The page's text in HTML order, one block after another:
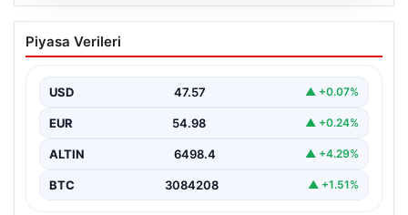
Özgür Özel’den Türkiye’nin Tüm
Demokratlarına Yeni Parti Çağrısı
Meclis'te gerçekleştirdiği ilk grup toplantısında önemli
açıklamalarda…
Piyasa Verileri
USD 47.57 ▲ +0.07%
EUR 54.98 ▲ +0.24%
ALTIN 6498.4 ▲ +4.29%
BTC 3084208 ▲ +1.51%